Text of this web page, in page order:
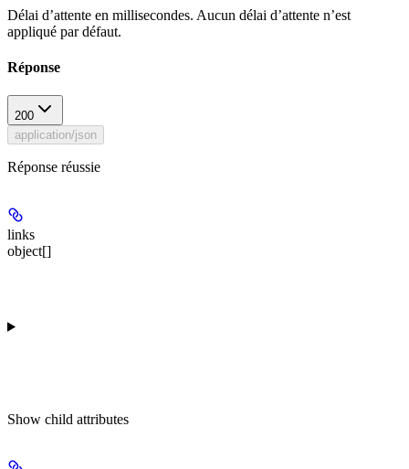
Délai d’attente en millisecondes. Aucun délai d’attente n’est
appliqué par défaut.
Réponse
200
application/json
Réponse réussie
links
object[]
Show child attributes